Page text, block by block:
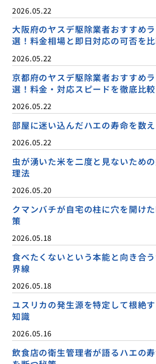
2026.05.22
大阪府のヤスデ駆除業者おすすめ
選！料金相場と即日対応の可否を
2026.05.22
京都府のヤスデ駆除業者おすすめ
選！料金・対応スピードを徹底比較
2026.05.22
部屋に迷い込んだハエの寿命を数
2026.05.22
虫が湧いた米を二度と見ないため
理法
2026.05.20
クマンバチが自宅の柱に穴を開け
策
2026.05.18
食べたくないという本能と向き合
界線
2026.05.18
ユスリカの発生源を特定して根絶
知識
2026.05.16
飲食店の衛生管理者が語るハエの